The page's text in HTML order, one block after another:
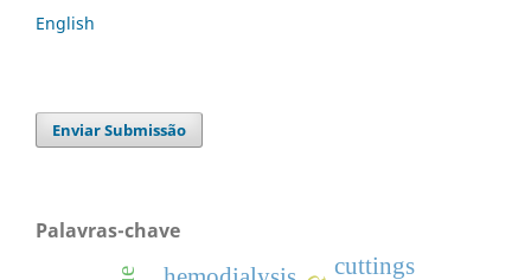
English
Enviar Submissão
Palavras-chave
cuttings